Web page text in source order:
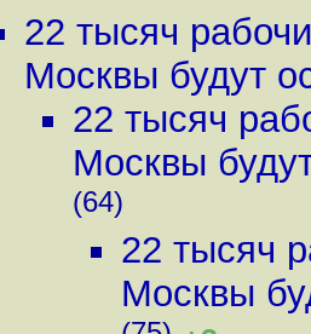
22 тысяч
Москвы будут
22 тысяч
Москвы
(64)
22 тысяч
Москвы